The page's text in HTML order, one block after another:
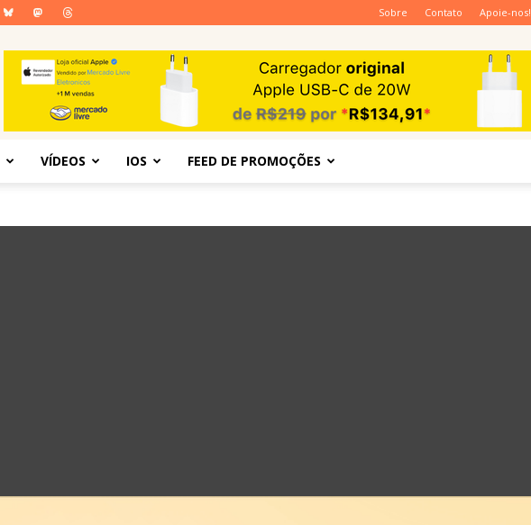
Sobre Contato Apoie-nos!
VÍDEOS IOS FEED DE PROMOÇÕES